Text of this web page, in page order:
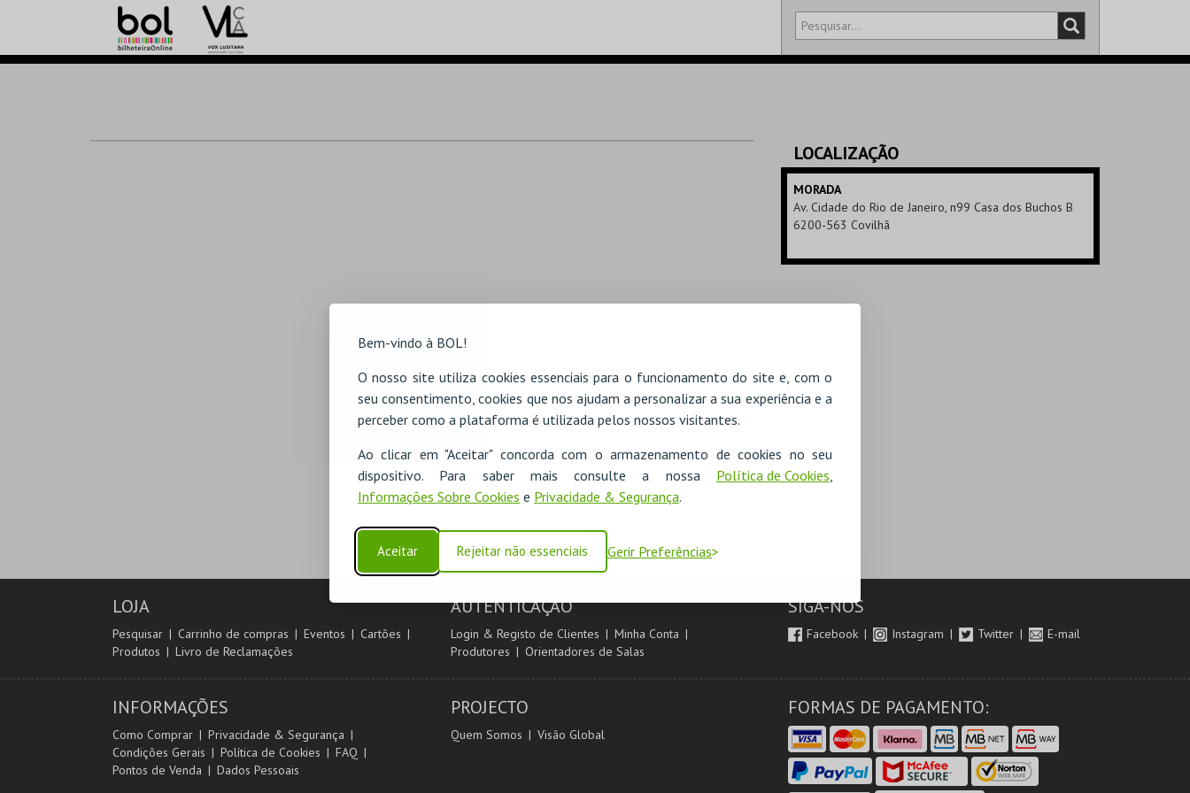
Bem-vindo à BOL!
O nosso site utiliza cookies essenciais para o funcionamento do site e, com o
seu consentimento, cookies que nos ajudam a personalizar a sua experiência e a
perceber como a plataforma é utilizada pelos nossos visitantes.
Ao clicar em "Aceitar" concorda com o armazenamento de cookies no seu
dispositivo. Para saber mais consulte a nossa Política de Cookies,
Informações Sobre Cookies e Privacidade & Segurança.
Aceitar Rejeitar não essenciais Gerir Preferências
LOCALIZAÇÃO
MORADA
Av. Cidade do Rio de Janeiro, n99 Casa dos Buchos B
6200-563 Covilhã
LOJA
Pesquisar Carrinho de compras Eventos
Cartões
Produtos
Livro de Reclamações
AUTENTICAÇÃO
Login & Registo de Clientes
Minha Conta
Produtores
Orientadores de Salas
SIGA-NOS
Facebook Instagram Twitter E-mail
INFORMAÇÕES
Como Comprar
Privacidade & Segurança
Condições Gerais
Política de Cookies
FAQ
Pontos de Venda
Dados Pessoais
PROJECTO
Quem Somos Visão Global
FORMAS DE PAGAMENTO: